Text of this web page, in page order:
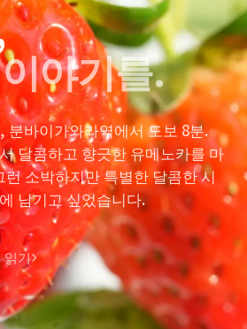
야기를.
분바이가와라역에서 도보 8분.
달콤하고 향긋한 유메노카를 마
소박하지만 특별한 달콤한 시
남기고 싶었습니다.
읽기